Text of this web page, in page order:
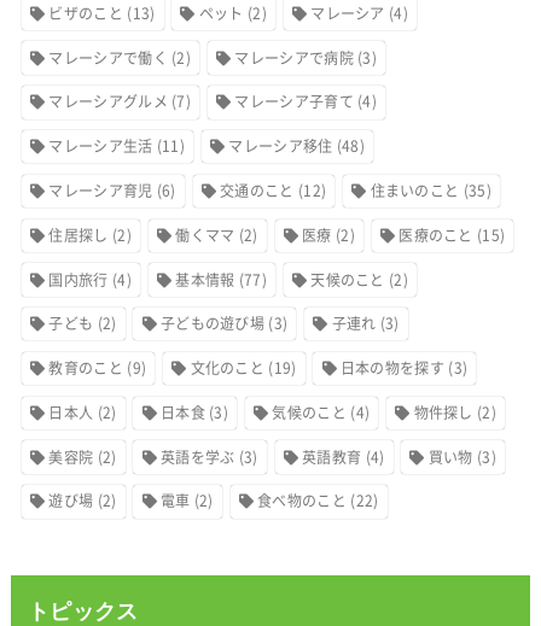
ビザのこと (13) ペット (2) マレーシア (4)
マレーシアで働く (2) マレーシアで病院(3)
マレーシアグルメ (7) マレーシア子育て (4)
マレーシア生活 (11) マレーシア移住 (48)
マレーシア育児 (6) 交通のこと (12) 住まいのこと (35)
住居探し (2) 働くママ (2) 医療 (2) 医療のこと (15)
国内旅行 (4) 基本情報 (77) 天候のこと (2)
子ども (2) 子どもの遊び場 (3) 子連れ (3)
教育のこと (9) 文化のこと (19) 日本の物を探す (3)
日本人 (2) 日本食(3) 気候のこと (4) 物件探し (2)
美容院 (2) 英語を学ぶ (3) 英語教育 (4) 買い物 (3)
遊び場 (2) 電車 (2) 食べ物のこと (22)
トピックス